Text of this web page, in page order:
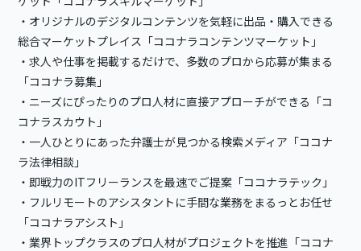
・オリジナルのデジタルコンテンツを気軽に出品・購入できる
総合マーケットプレイス「ココナラコンテンツマーケット」
・求人や仕事を掲載するだけで、多数のプロから応募が集まる
「ココナラ募集」
・ニーズにぴったりのプロ人材に直接アプローチができる「コ
コナラスカウト」
・一人ひとりにあった弁護士が見つかる検索メディア「ココナ
ラ法律相談」
・即戦力のITフリーランスを最速でご提案「ココナラテック」
・フルリモートのアシスタントに手間な業務をまるっとお任せ
「ココナラアシスト」
・業界トップクラスのプロ人材がプロジェクトを推進「ココナ